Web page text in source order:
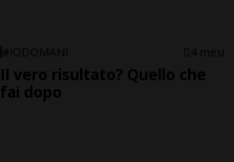
#IODOMANI 4 mesi
Il vero risultato? Quello che
fai dopo